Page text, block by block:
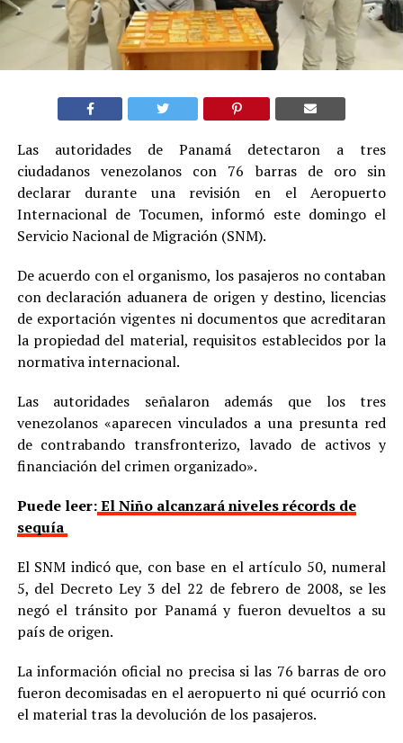
Las autoridades de Panamá detectaron a tres
ciudadanos venezolanos con 76 barras de oro sin
declarar durante una revisión en el Aeropuerto
Internacional de Tocumen, informó este domingo el
Servicio Nacional de Migración (SNM).
De acuerdo con el organismo, los pasajeros no contaban
con declaración aduanera de origen y destino, licencias
de exportación vigentes ni documentos que acreditaran
la propiedad del material, requisitos establecidos por la
normativa internacional.
Las autoridades señalaron además que los tres
venezolanos «aparecen vinculados a una presunta red
de contrabando transfronterizo, lavado de activos y
financiación del crimen organizado».
Puede leer:El Niño alcanzará niveles récords de
sequía
El SNM indicó que, con base en el artículo 50, numeral
5, del Decreto Ley 3 del 22 de febrero de 2008, se les
negó el tránsito por Panamá y fueron devueltos a su
país de origen.
La información oficial no precisa si las 76 barras de oro
fueron decomisadas en el aeropuerto ni qué ocurrió con
el material tras la devolución de los pasajeros.